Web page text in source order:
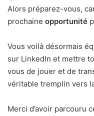
Alors préparez-vous,
prochaine opportunité
Vous voilà désormais
sur LinkedIn et mettre
vous de jouer et de
véritable tremplin vers
Merci d’avoir parcouru